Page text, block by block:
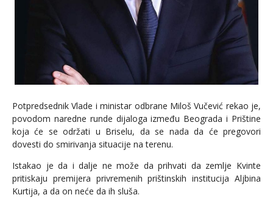
Potpredsednik Vlade i ministar odbrane Miloš Vučević rekao je,
povodom naredne runde dijaloga između Beograda i Prištine
koja će se održati u Briselu, da se nada da će pregovori
dovesti do smirivanja situacije na terenu.
Istakao je da i dalje ne može da prihvati da zemlje Kvinte
pritiskaju premijera privremenih prištinskih institucija Aljbina
Kurtija, a da on neće da ih sluša.